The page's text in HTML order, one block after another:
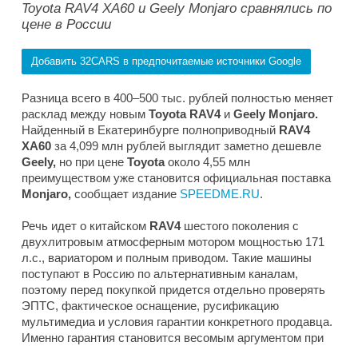
Toyota RAV4 XA60 и Geely Monjaro сравнялись по
цене в России
Добавить 32CARS в предпочитаемые источники Google
Разница всего в 400–500 тыс. рублей полностью меняет
расклад между новым Toyota RAV4и Geely Monjaro.
Найденный в Екатеринбурге полноприводный RAV4
XA60 за 4,099 млн рублей выглядит заметно дешевле
Geely, но при цене Toyotaоколо 4,55 млн
преимуществом уже становится официальная поставка
Monjaro, сообщает издание SPEEDME.RU.
Речь идет о китайском RAV4шестого поколения с
двухлитровым атмосферным мотором мощностью 171
л.с., вариатором и полным приводом. Такие машины
поступают в Россию по альтернативным каналам,
поэтому перед покупкой придется отдельно проверять
ЭПТС, фактическое оснащение, русификацию
мультимедиа и условия гарантии конкретного продавца.
Именно гарантия становится весомым аргументом при